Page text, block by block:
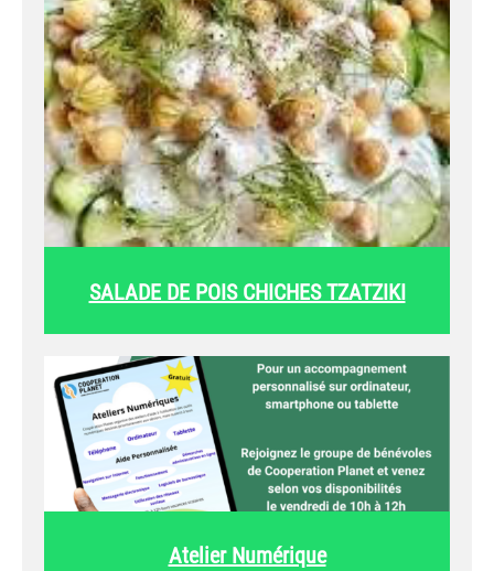
SALADE DE POIS CHICHES TZATZIKI
Atelier Numérique